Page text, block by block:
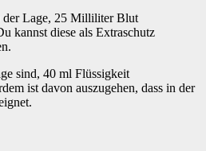
der Lage, 25 Milliliter Blut
kannst diese als Extraschutz
sind, 40 ml Flüssigkeit
ist davon auszugehen, dass in der